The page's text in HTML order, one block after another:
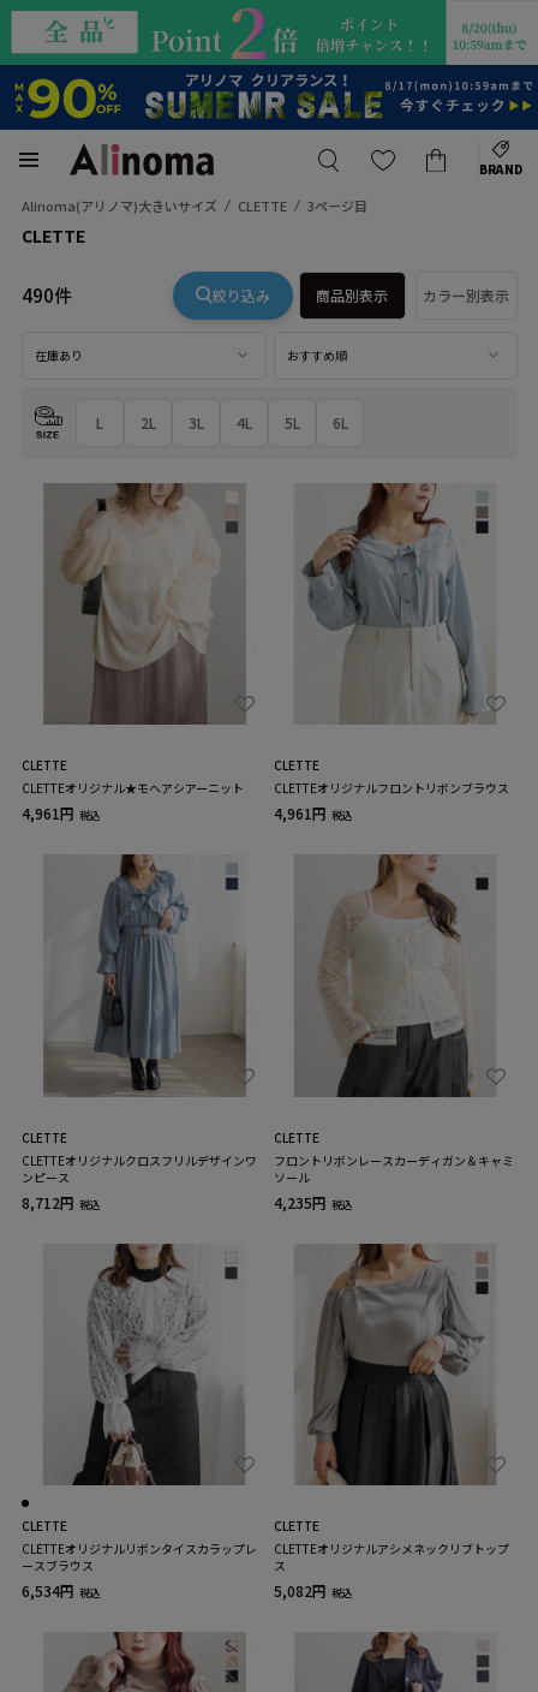
BRAND
Alinoma(アリノマ)大きいサイズ CLETTE 3ページ目
CLETTE
490件 絞り込み 商品別表示 カラー別表示
在庫あり おすすめ順
L 2L 3L 4L 5L 6L
CLETTE
CLETTEオリジナル★モヘアシアーニット
4,961円 税込
CLETTE
CLETTEオリジナルフロントリボンブラウス
4,961円 税込
CLETTE
CLETTEオリジナルクロスフリルデザインワ
ンピース
8,712円 税込
CLETTE
フロントリボンレースカーディガン＆キャミ
ソール
4,235円 税込
CLETTE
CLETTEオリジナルリボンタイスカラップレ
ースブラウス
6,534円 税込
CLETTE
CLETTEオリジナルアシメネックリブトップ
ス
5,082円 税込